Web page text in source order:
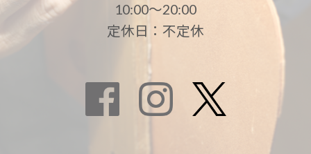
10:00〜20:00
定休日：不定休